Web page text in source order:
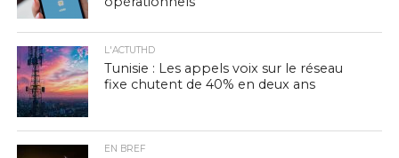
L'ACTUTHD
Tunisie : Les appels voix sur le réseau
fixe chutent de 40% en deux ans
EN BREF